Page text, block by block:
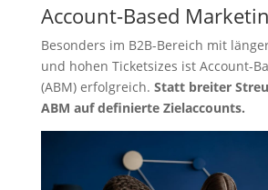
Account-Based
Besonders im B2B-Bereich mit
und hohen Ticketsizes ist Account-
(ABM) erfolgreich. Statt breiter
ABM auf definierte Zielaccounts.